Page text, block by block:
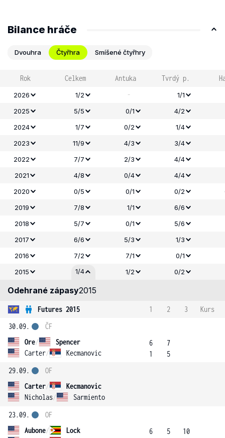
Bilance hráče
Dvouhra Čtyřhra Smíšené čtyřhry
Rok Celkem Antuka Tvrdý p.
2026 1/2 -
1/1
2025
5/5 0/1
4/2
2024
1/7 0/2
1/4
2023
11/9 4/3
3/4
2022
7/7 2/3
4/4
2021
4/8 0/4
4/4
2020
0/5 0/1 0/2
2019
7/8 1/1
6/6
2018
5/7 0/1
5/6
2017
6/6 5/3
1/3
2016
7/2 7/1
0/1
2015
1/4 1/2 0/2
Odehrané zápasy2015
Futures 2015 1 2 3
Kurs
30.09.
Ore/
Spencer
Carter/ Kecmanovic
ČF
6
1
7
5
29.09.
Carter/
Kecmanovic
Nicholas/ Sarmiento
OF
23.09.
Aubone/
Lock
OF
6
5
10